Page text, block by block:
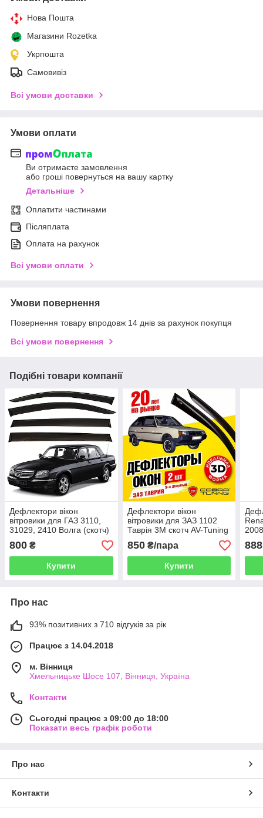
Нова Пошта
Магазини Rozetka
Укрпошта
Самовивіз
Всі умови доставки
Умови оплати
Ви отримаєте замовлення
або гроші повернуться на вашу картку
Детальніше
Оплатити частинами
Післяплата
Оплата на рахунок
Всі умови оплати
Умови повернення
Повернення товару впродовж 14 днів за рахунок покупця
Всі умови повернення
Подібні товари компанії
Дефлектори вікон
вітровики для ГАЗ 3110,
31029, 2410 Волга (скотч)
AV-Tuning
800 ₴
Купити
Дефлектори вікон
вітровики для ЗАЗ 1102
Таврія 3М скотч AV-Tuning
передні 2 шт.
850₴/пара
Купити
888
Про нас
93% позитивних з 710 відгуків за рік
Працює з 14.04.2018
м. Вінниця
Хмельницьке Шосе 107, Вінниця, Україна
Контакти
Сьогодні працює з 09:00 до 18:00
Показати весь графік роботи
Про нас
Контакти